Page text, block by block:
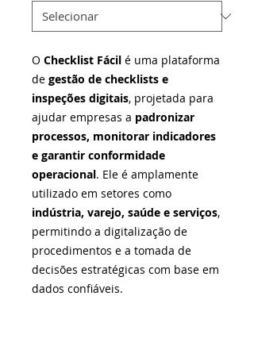
O Checklist Fácil é uma plataforma
de gestão de checklists e
inspeções digitais, projetada para
ajudar empresas a padronizar
processos, monitorar indicadores
e garantir conformidade
operacional. Ele é amplamente
utilizado em setores como
indústria, varejo, saúde e serviços,
permitindo a digitalização de
procedimentos e a tomada de
decisões estratégicas com base em
dados confiáveis.